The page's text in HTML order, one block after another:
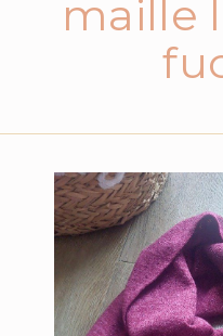
maille